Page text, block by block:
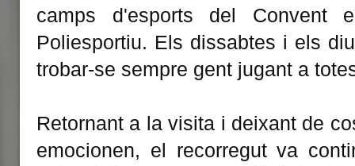
camps d'esports del
Poliesportiu. Els dissabtes i els
trobar-se sempre gent jugant a
Retornant a la visita i deixant de
emocionen, el recorregut va